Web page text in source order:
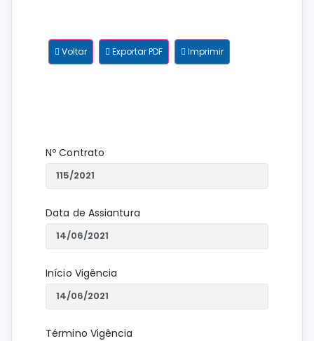
Voltar Exportar PDF Imprimir
Nº Contrato
Data de Assiantura
Início Vigência
Término Vigência